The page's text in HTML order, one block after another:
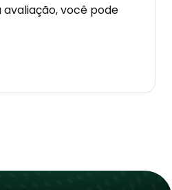
você pode